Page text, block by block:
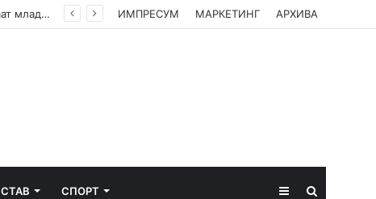
Клековски: Најголем дел од пациентите сo западнонилска треска се од Скопскиот регион и Велес ИМПРЕСУМ МАРКЕТИНГ АРХИВА
СТАВ СПОРТ Sidebar